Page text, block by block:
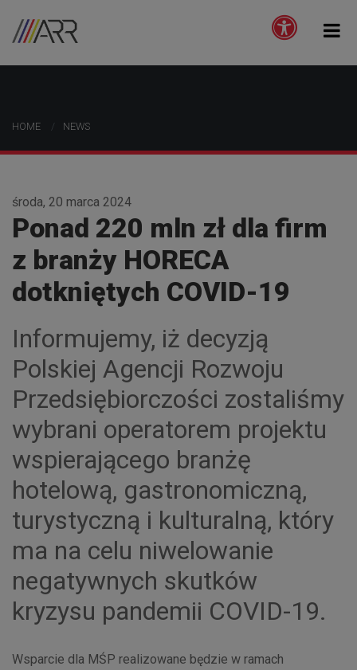
HOME NEWS
środa, 20 marca 2024
Ponad 220 mln zł dla firm
z branży HORECA
dotkniętych COVID-19
Informujemy, iż decyzją
Polskiej Agencji Rozwoju
Przedsiębiorczości zostaliśmy
wybrani operatorem projektu
wspierającego branżę
hotelową, gastronomiczną,
turystyczną i kulturalną, który
ma na celu niwelowanie
negatywnych skutków
kryzysu pandemii COVID-19.
Wsparcie dla MŚP realizowane będzie w ramach